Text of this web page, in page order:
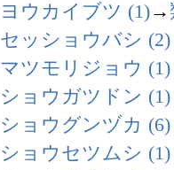
ヨウカイブツ (1)→
セッショウバシ (2)
マツモリジョウ (1)
ショウガツドン (1)
ショウグンヅカ (6)
ショウセツムシ (1)